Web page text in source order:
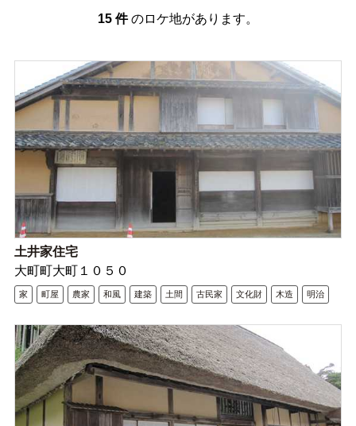
15 件のロケ地があります。
土井家住宅
大町町大町１０５０
家 町屋 農家 和風 建築 土間 古民家 文化財 木造 明治